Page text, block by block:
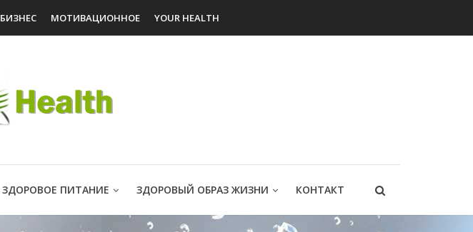
БИЗНЕС МОТИВАЦИОННОЕ YOUR HEALTH
ЗДОРОВОЕ ПИТАНИЕ ЗДОРОВЫЙ ОБРАЗ ЖИЗНИ КОНТАКТ